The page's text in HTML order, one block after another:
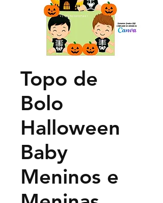
Topo de
Bolo
Halloween
Baby
Meninos e